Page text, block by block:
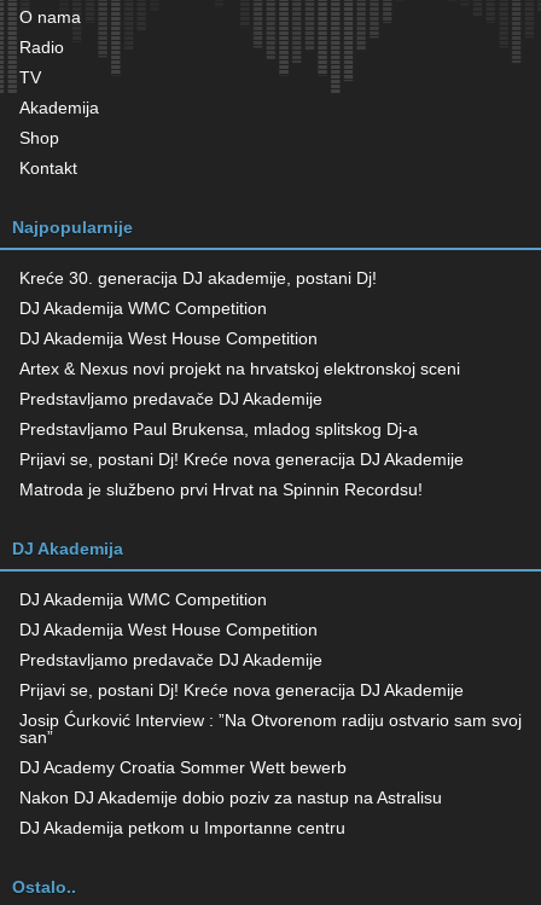
O nama
Radio
TV
Akademija
Shop
Kontakt
Najpopularnije
Kreće 30. generacija DJ akademije, postani Dj!
DJ Akademija WMC Competition
DJ Akademija West House Competition
Artex & Nexus novi projekt na hrvatskoj elektronskoj sceni
Predstavljamo predavače DJ Akademije
Predstavljamo Paul Brukensa, mladog splitskog Dj-a
Prijavi se, postani Dj! Kreće nova generacija DJ Akademije
Matroda je službeno prvi Hrvat na Spinnin Recordsu!
DJ Akademija
DJ Akademija WMC Competition
DJ Akademija West House Competition
Predstavljamo predavače DJ Akademije
Prijavi se, postani Dj! Kreće nova generacija DJ Akademije
Josip Ćurković Interview : ”Na Otvorenom radiju ostvario sam svoj
san”
DJ Academy Croatia Sommer Wett bewerb
Nakon DJ Akademije dobio poziv za nastup na Astralisu
DJ Akademija petkom u Importanne centru
Ostalo..